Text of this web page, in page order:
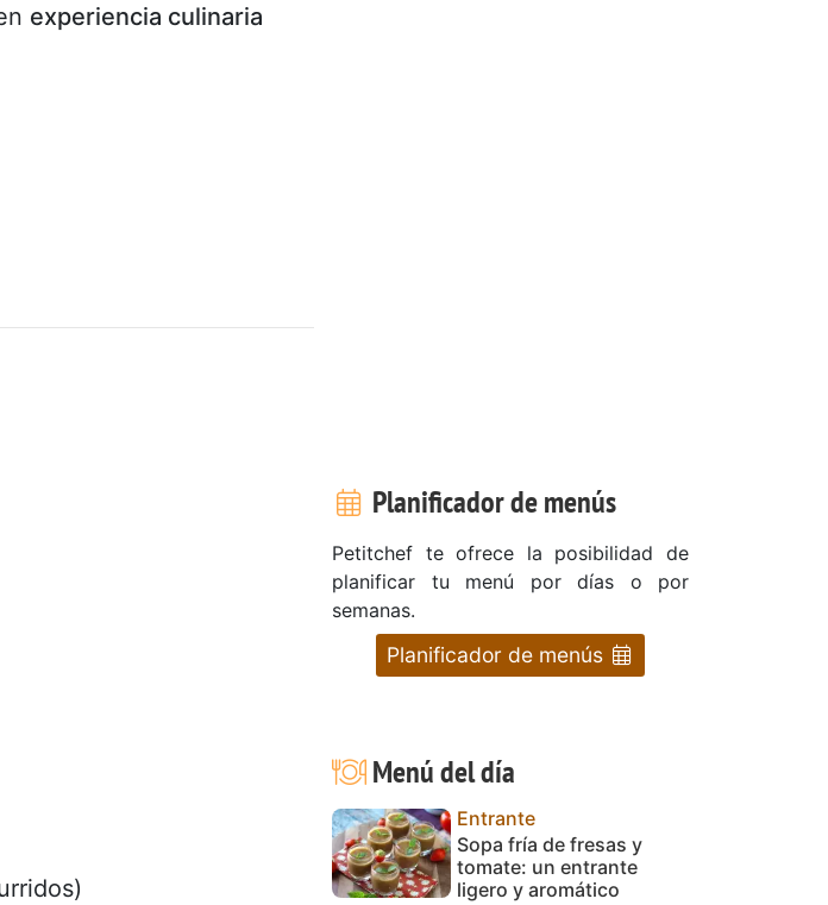
experiencia culinaria
Planificador de menús
Petitchef te ofrece la posibilidad de
planificar tu menú por días o por
semanas.
Planificador de menús
Menú del día
Entrante
Sopa fría de fresas y
tomate: un entrante
ligero y aromático